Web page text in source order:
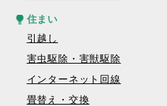
住まい
引越し
害虫駆除・害獣駆除
インターネット回線
畳替え・交換